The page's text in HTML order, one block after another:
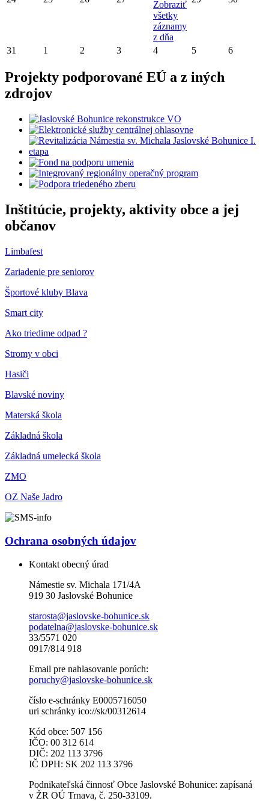
Zobraziť
všetky
záznamy
z dňa
31 1 2 3 4 5 6
Projekty podporované EÚ a z iných
zdrojov
Inštitúcie, projekty, aktivity obce a jej
občanov
Limbafest
Zariadenie pre seniorov
Športové kluby Blava
Smart city
Ako triedime odpad ?
Stromy v obci
Hasiči
Blavské noviny
Materská škola
Základná škola
Základná umelecká škola
ZMO
OZ Naše Jadro
Ochrana osobných údajov
Kontakt obecný úrad
Námestie sv. Michala 171/4A
919 30 Jaslovské Bohunice
starosta@jaslovske-bohunice.sk
podatelna@jaslovske-bohunice.sk
33/5571 020
0917/814 918
Email pre nahlasovanie porúch:
poruchy@jaslovske-bohunice.sk
číslo e-schránky E0005716050
uri schránky ico://sk/00312614
Kód obce: 507 156
IČO: 00 312 614
DIČ: 202 113 3796
IČ DPH: SK 202 113 3796
Podnikateľská činnosť Obce Jaslovské Bohunice: zapísaná
v ŽR OÚ Trnava, č. 250-33109.